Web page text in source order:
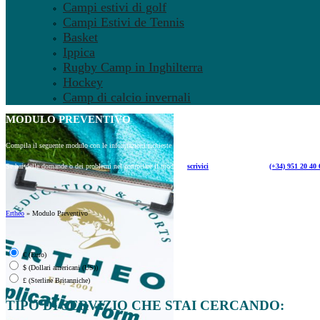
Campi estivi di golf
Campi Estivi de Tennis
Basket
Ippica
Rugby Camp in Inghilterra
Hockey
Camp di calcio invernali
MODULOPREVENTIVO
Compila il seguente modulo con le informazioni richieste per ricevere un preventivo personalizzato.
Se hai delle domande o dei problemi nel compilare il modulo, scrivici (+34) 951 20 40
Ertheo » Modulo Preventivo
€ (Euro)
$ (Dollari americani (US))
£ (Sterline Britanniche)
TIPO DI SERVIZIO CHE STAI CERCANDO: